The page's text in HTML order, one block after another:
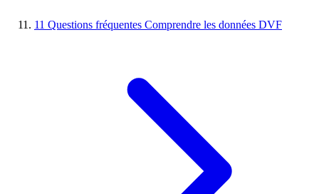
11 Questions fréquentes Comprendre les données DVF